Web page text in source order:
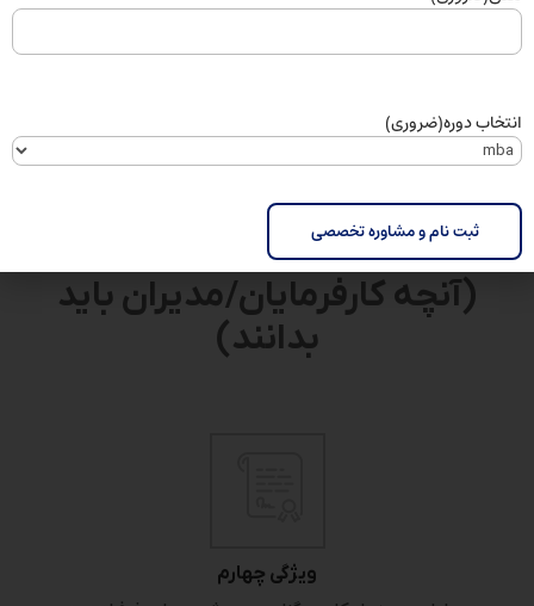
پرسش و پاسخ
ویژگی های دوره آشنایی با
الزامات قانون کار
(آنچه کارفرمایان/مدیران باید
بدانند)
ویژگی چهارم
انتخاب دوره(ضروری)